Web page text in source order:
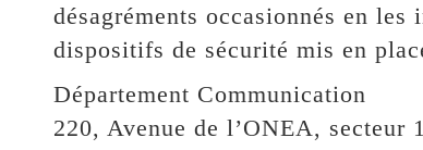
désagréments occasionnés en
dispositifs de sécurité mis en
Département Communication
220, Avenue de l’ONEA, secteur